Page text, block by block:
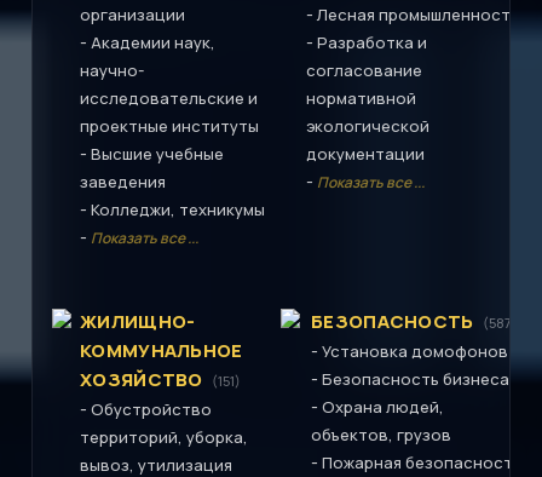
организации
- Академии наук,
научно-
исследовательские и
проектные институты
- Высшие учебные
заведения
- Колледжи, техникумы
- Показать все ...
- Лесная промышленность
- Разработка и
согласование
нормативной
экологической
документации
- Показать все ...
ЖИЛИЩНО-
КОММУНАЛЬНОЕ
ХОЗЯЙСТВО
(151)
- Обустройство
территорий, уборка,
вывоз, утилизация
БЕЗОПАСНОСТЬ (587)
- Установка домофонов
- Безопасность бизнеса
- Охрана людей,
объектов, грузов
- Пожарная безопасность